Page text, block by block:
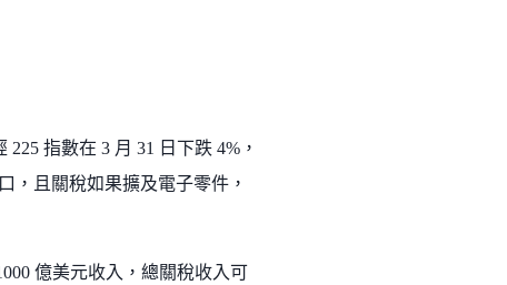
指數在 3 月 31 日下跌 4%，
，且關稅如果擴及電子零件，
億美元收入，總關稅收入可